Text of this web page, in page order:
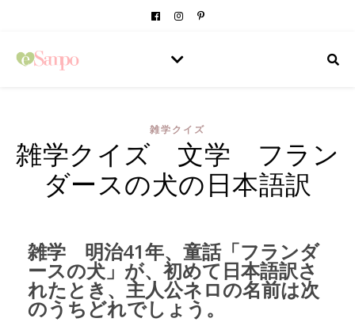
雑学クイズ
雑学クイズ 文学 フラン
ダースの犬の日本語訳
雑学 明治41年、童話「フランダ
ースの犬」が、初めて日本語訳さ
れたとき、主人公ネロの名前は次
のうちどれでしょう。